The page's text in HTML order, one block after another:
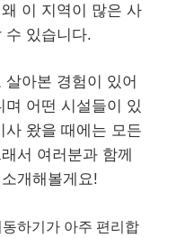
이 지역이 많은 사
수 있습니다.
아본 경험이 있어
어떤 시설들이 있
사 왔을 때에는 모든
서 여러분과 함께
개해볼게요!
하기가 아주 편리합